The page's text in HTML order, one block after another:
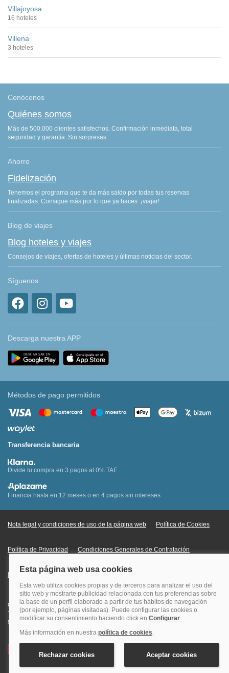
Villajoyosa
16 hoteles
Villena
3 hoteles
Conócenos
Quiénes somos
Más de 500.000 clientes satisfechos. Confirmación inmediata, total
seguridad y garantía. Sin sorpresas.
Ahorro
Fidelización
Tenemos el programa que te da más saldo por todas tus reservas
finalizadas. Consigue más por lo que ya haces: ¡viajar!
Blog de viajes
Blog hoteles y viajes
Consejos de viajes, ofertas de hoteles y últimas noticias del sector.
Síguenos
Descarga nuestra APP
Métodos de pago permitidos
Transferencia bancaria
Divide tu compra en 3 pagos al 0% TAE
Financia hasta en 12 meses o en 4 pagos sin intereses
Nota legal y condiciones de uso de la página web Política de Cookies
Política de Privacidad Condiciones Generales de Contratación
Información Legal sobre Mercados en Línea
Quehoteles.com - Especialistas en hoteles © Copyright Veturis Travel S.A.
Todos los derechos reservados. Autorización nº I-AV0000879.4 Tel: +34
915759999